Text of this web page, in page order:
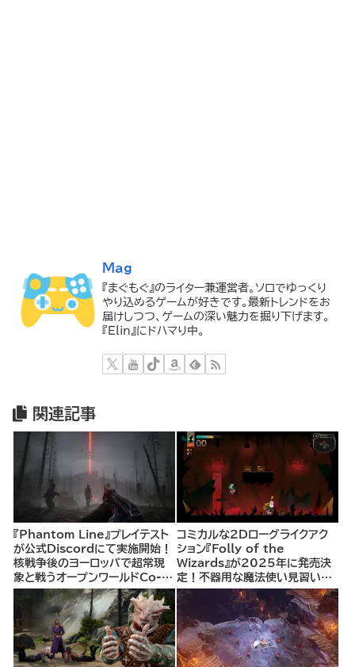
Mag
『まぐもぐ』のライター兼運営者。ソロでゆっくり
やり込めるゲームが好きです。最新トレンドをお
届けしつつ、ゲームの深い魅力を掘り下げます。
『Elin』にドハマり中。
関連記事
『Phantom Line』プレイテスト
が公式Discordにて実施開始！
核戦争後のヨーロッパで超常現
象と戦うオープンワールドCo-
opシューター
コミカルな2Dローグライクアク
ション『Folly of the
Wizards』が2025年に発売決
定！不器用な魔法使い見習いと
して、ランダム生成ダンジョンを
探索し、世界を救う冒険へ。